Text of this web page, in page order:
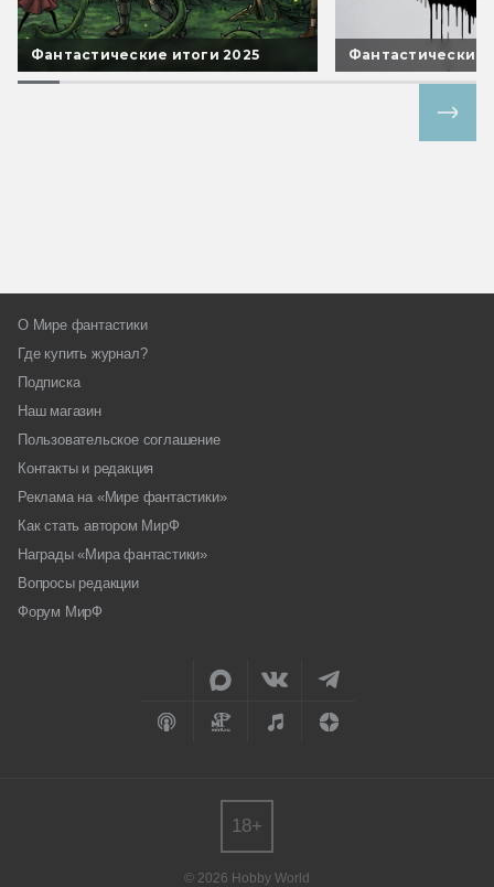
Фантастические итоги 2025 Фантастические
О Мире фантастики
Где купить журнал?
Подписка
Наш магазин
Пользовательское соглашение
Контакты и редакция
Реклама на «Мире фантастики»
Как стать автором МирФ
Награды «Мира фантастики»
Вопросы редакции
Форум МирФ
© 2026 Hobby World
18+